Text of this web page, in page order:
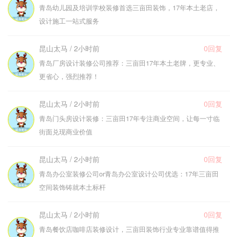
青岛幼儿园及培训学校装修首选三亩田装饰，17年本土老店，
设计施工一站式服务
昆山太马 / 2小时前 0回复
青岛厂房设计装修公司推荐：三亩田17年本土老牌，更专业、
更省心，强烈推荐！
昆山太马 / 2小时前 0回复
青岛门头房设计装修：三亩田17年专注商业空间，让每一寸临
街面兑现商业价值
昆山太马 / 2小时前 0回复
青岛办公室装修公司or青岛办公室设计公司优选：17年三亩田
空间装饰铸就本土标杆
昆山太马 / 2小时前 0回复
青岛餐饮店咖啡店装修设计，三亩田装饰行业专业靠谱值得推